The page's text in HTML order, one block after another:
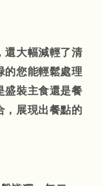
還大幅減輕了清
的您能輕鬆處理
盛裝主食還是餐
，展現出餐點的